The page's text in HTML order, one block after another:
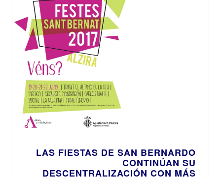
LAS FIESTAS DE SAN BERNARDO
CONTINÚAN SU
DESCENTRALIZACIÓN CON MÁS